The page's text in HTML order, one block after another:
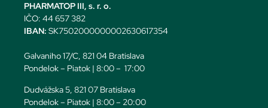
PHARMATOP III, s. r. o.
IČO: 44 657 382
IBAN: SK7502000000002630617354
Galvaniho 17/C, 821 04 Bratislava
Pondelok – Piatok | 8:00 – 17:00
Dudvážska 5, 821 07 Bratislava
Pondelok – Piatok | 8:00 – 20:00